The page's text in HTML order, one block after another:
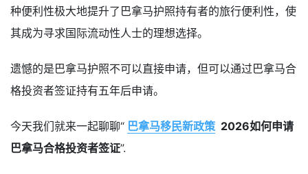
种便利性极大地提升了巴拿马护照持有者的旅行便利性，使
其成为寻求国际流动性人士的理想选择。
遗憾的是巴拿马护照不可以直接申请，但可以通过巴拿马合
格投资者签证持有五年后申请。
今天我们就来一起聊聊“ 巴拿马移民新政策 2026如何申请
巴拿马合格投资者签证”.